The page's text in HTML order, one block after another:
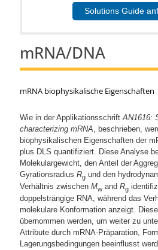
Solutions Guide
mRNA/DNA
mRNA biophysikalische Eigenschaften
Wie in der ApplikationsschriftAN1616:
characterizing mRNA, beschrieben,
biophysikalischen Eigenschaften der
plus DLS quantifiziert. Diese Analyse
Molekulargewicht, den Anteil der
Gyrationsradius Rg und den
Verhältnis zwischen Mw and Rg
doppelsträngige RNA, während das
molekulare Konformation anzeigt.
übernommen werden, um weiter zu
Attribute durch mRNA-Präparation,
Lagerungsbedingungen beeinflusst